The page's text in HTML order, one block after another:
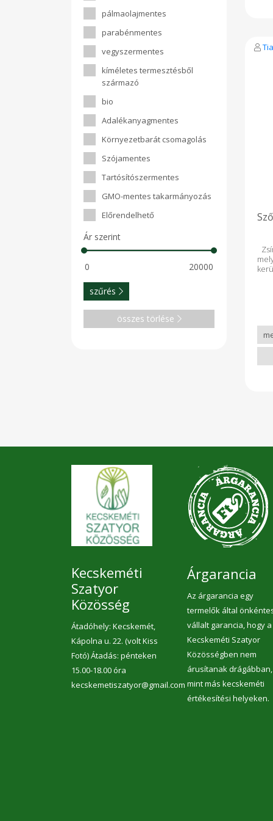
pálmaolajmentes
parabénmentes
vegyszermentes
kíméletes termesztésből
származó
bio
Adalékanyagmentes
Környezetbarát csomagolás
Szójamentes
Tartósítószermentes
GMO-mentes takarmányozás
Előrendelhető
Ár szerint
szűrés
összes törlése
jól
és
Kecskeméti
Szatyor
Közösség
Átadóhely: Kecskemét,
Kápolna u. 22. (volt Kiss
Fotó) Átadás: pénteken
15.00-18.00 óra
kecskemetiszatyor@gmail.com
Árgarancia
Az árgarancia egy
termelők által
vállalt garancia, hogy a
Kecskeméti Szatyor
Közösségben nem
árusítanak drágábban,
mint más kecskeméti
értékesítési helyeken.